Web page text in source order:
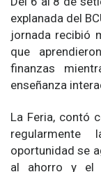
explanada del
jornada recibió
que
finanzas
enseñanza
La Feria, contó
oportunidad se
al ahorro y el